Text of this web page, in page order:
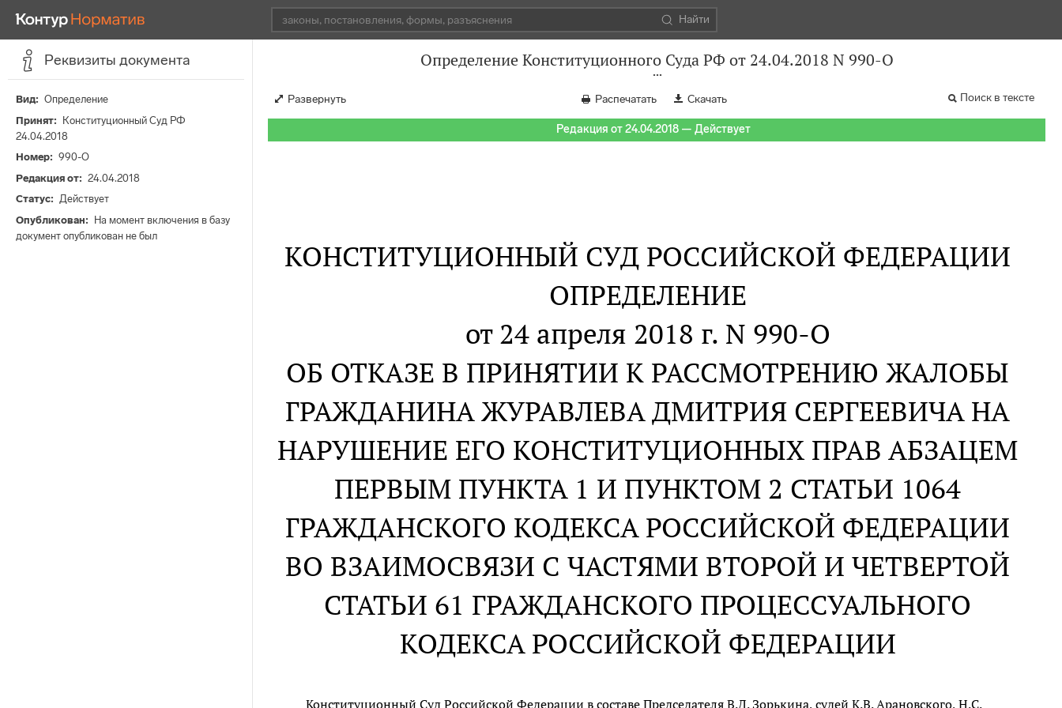
Найти
Реквизиты документа
Вид
Определение
Принят
Конституционный Суд РФ
24.04.2018
Номер
990-О
Редакция от
24.04.2018
Статус
Действует
Опубликован
На момент включения в базу
документ опубликован не был
Определение Конституционного Суда РФ от 24.04.2018 N 990-О
Развернуть Распечатать Скачать Поиск в тексте
Редакция от 24.04.2018 — Действует
КОНСТИТУЦИОННЫЙ СУД РОССИЙСКОЙ ФЕДЕРАЦИИ
ОПРЕДЕЛЕНИЕ
от 24 апреля 2018 г. N 990-О
ОБ ОТКАЗЕ В ПРИНЯТИИ К РАССМОТРЕНИЮ ЖАЛОБЫ
ГРАЖДАНИНА ЖУРАВЛЕВА ДМИТРИЯ СЕРГЕЕВИЧА НА
НАРУШЕНИЕ ЕГО КОНСТИТУЦИОННЫХ ПРАВ АБЗАЦЕМ
ПЕРВЫМ ПУНКТА 1 И ПУНКТОМ 2 СТАТЬИ 1064
ГРАЖДАНСКОГО КОДЕКСА РОССИЙСКОЙ ФЕДЕРАЦИИ
ВО ВЗАИМОСВЯЗИ С ЧАСТЯМИ ВТОРОЙ И ЧЕТВЕРТОЙ
СТАТЬИ 61 ГРАЖДАНСКОГО ПРОЦЕССУАЛЬНОГО
КОДЕКСА РОССИЙСКОЙ ФЕДЕРАЦИИ
Конституционный Суд Российской Федерации в составе Председателя В.Д. Зорькина, судей К.В. Арановского, Н.С.